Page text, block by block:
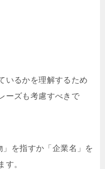
いるかを理解するため
ーズも考慮すべきで
を指すか「企業名」を
す。